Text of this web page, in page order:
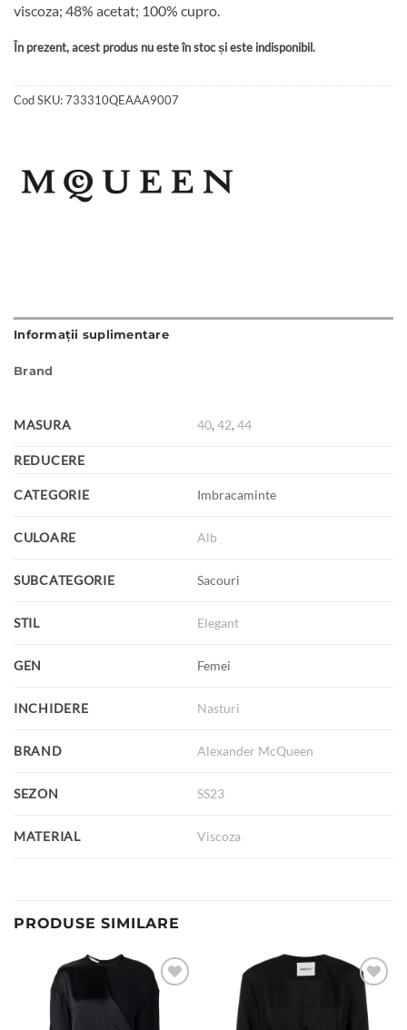
viscoza; 48% acetat; 100% cupro.
În prezent, acest produs nu este în stoc și este indisponibil.
Cod SKU:733310QEAAA9007
Informații suplimentare
Brand
MASURA 40,42,44
REDUCERE
CATEGORIE Imbracaminte
CULOARE Alb
SUBCATEGORIE Sacouri
STIL Elegant
GEN Femei
INCHIDERE Nasturi
BRAND Alexander McQueen
SEZON SS23
MATERIAL Viscoza
PRODUSE SIMILARE